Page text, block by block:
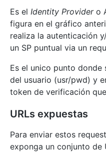
Es el Identity Providero
figura en el gráfico
realiza la autenticación
un SP puntual via un
Es el unico punto donde
del usuario (usr/pwd) y
token de verificación
URLs expuestas
Para enviar estos
exponga un conjunto de